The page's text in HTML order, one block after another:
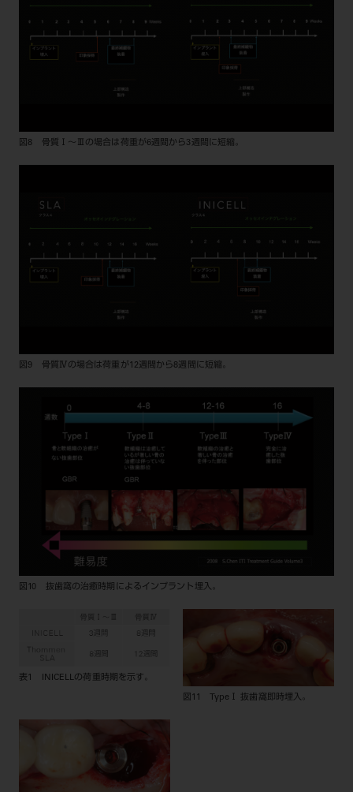
図8 骨質Ⅰ～Ⅲの場合は荷重が6週間から3週間に短縮。
図9 骨質Ⅳの場合は荷重が12週間から8週間に短縮。
図10 抜歯窩の治癒時期によるインプラント埋入。
表1 INICELLの荷重時期を示す。
図11 TypeⅠ 抜歯窩即時埋入。